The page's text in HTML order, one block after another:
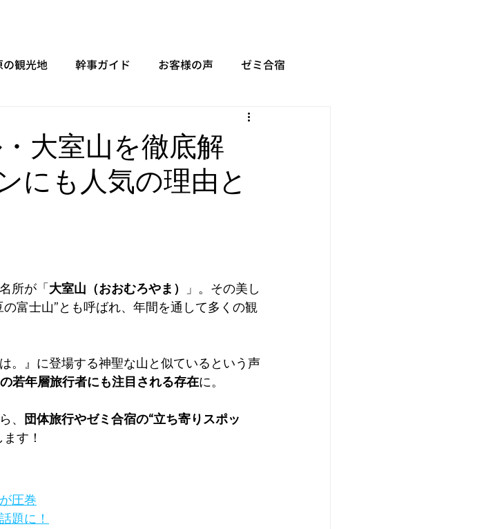
の観光地 幹事ガイド お客様の声 ゼミ合宿
大室山を徹底解
にも人気の理由と
所が「 大室山（おおむろやま）
」。その美し
富士山”とも呼ばれ、年間を通して多くの観
。』に登場する神聖な山と似ているという声
若年層旅行者にも注目される存在に。
、
団体旅行やゼミ合宿の“立ち寄りスポッ
す！
圧巻
題に！